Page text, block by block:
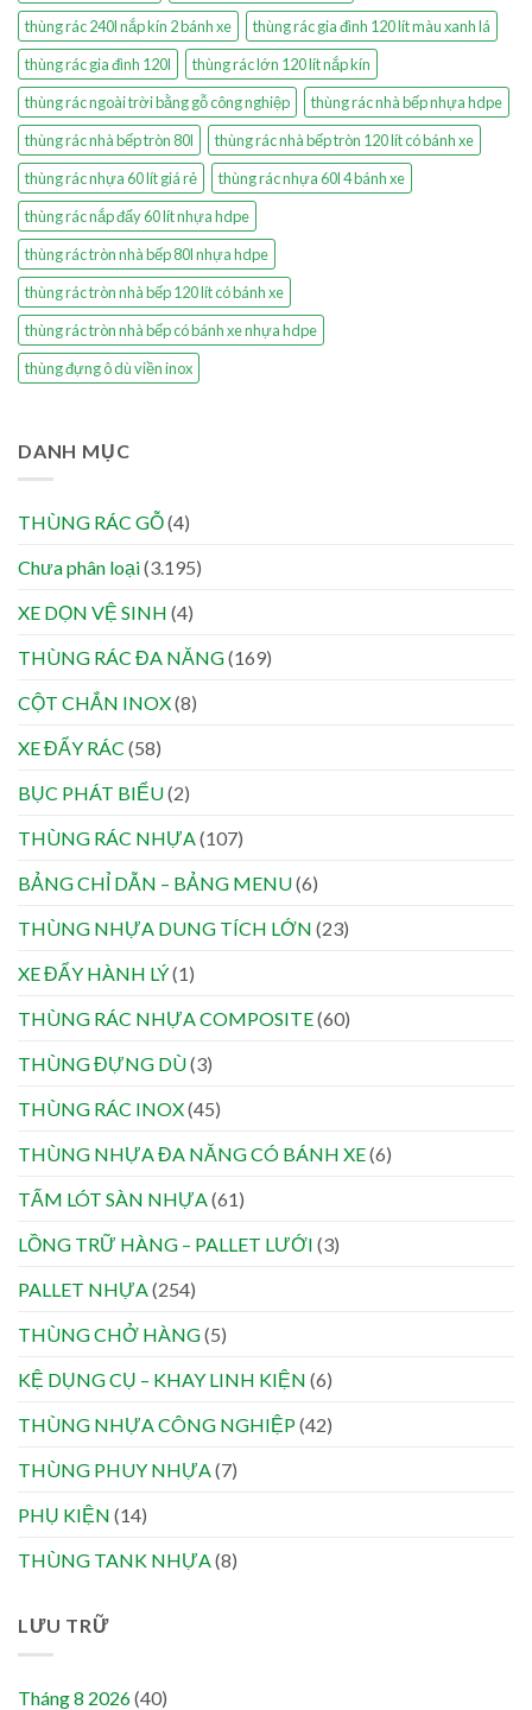
thùng rác 240l nắp kín 2 bánh xe
thùng rác gia đình 120 lít màu xanh lá
thùng rác gia đình 120l
thùng rác lớn 120 lít nắp kín
thùng rác ngoài trời bằng gỗ công nghiệp
thùng rác nhà bếp nhựa hdpe
thùng rác nhà bếp tròn 80l
thùng rác nhà bếp tròn 120 lít có bánh xe
thùng rác nhựa 60 lít giá rẻ
thùng rác nhựa 60l 4 bánh xe
thùng rác nắp đẩy 60 lít nhựa hdpe
thùng rác tròn nhà bếp 80l nhựa hdpe
thùng rác tròn nhà bếp 120 lít có bánh xe
thùng rác tròn nhà bếp có bánh xe nhựa hdpe
thùng đựng ô dù viền inox
DANH MỤC
THÙNG RÁC GỖ(4)
Chưa phân loại(3.195)
XE DỌN VỆ SINH (4)
THÙNG RÁC ĐA NĂNG(169)
CỘT CHẮN INOX(8)
XE ĐẨY RÁC (58)
BỤC PHÁT BIỂU(2)
THÙNG RÁC NHỰA(107)
BẢNG CHỈ DẪN – BẢNG MENU(6)
THÙNG NHỰA DUNG TÍCH LỚN (23)
XE ĐẨY HÀNH LÝ(1)
THÙNG RÁC NHỰA COMPOSITE(60)
THÙNG ĐỰNG DÙ(3)
THÙNG RÁC INOX(45)
THÙNG NHỰA ĐA NĂNG CÓ BÁNH XE(6)
TẤM LÓT SÀN NHỰA(61)
LỒNG TRỮ HÀNG – PALLET LƯỚI (3)
PALLET NHỰA(254)
THÙNG CHỞ HÀNG(5)
KỆ DỤNG CỤ – KHAY LINH KIỆN (6)
THÙNG NHỰA CÔNG NGHIỆP(42)
THÙNG PHUY NHỰA(7)
PHỤ KIỆN (14)
THÙNG TANK NHỰA(8)
LƯU TRỮ
Tháng 8 2026(40)